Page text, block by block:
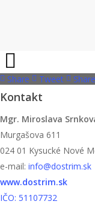
Share Tweet Share
Kontakt
Mgr. Miroslava
Murgašova 611
024 01 Kysucké Nové
e-mail: info@dostrim.sk
www.dostrim.sk
IČO: 51107732